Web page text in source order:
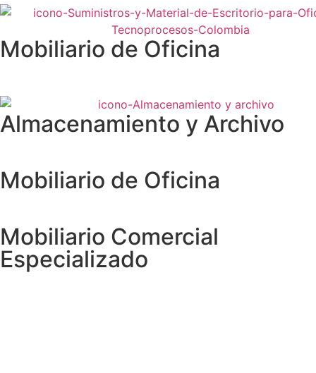
Mobiliario de Oficina
Almacenamiento y Archivo
Mobiliario de Oficina
Mobiliario Comercial
Especializado